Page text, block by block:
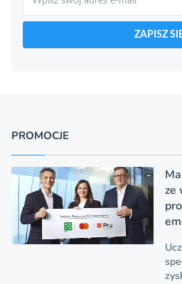
ZAPISZ
PROMOCJE
ze